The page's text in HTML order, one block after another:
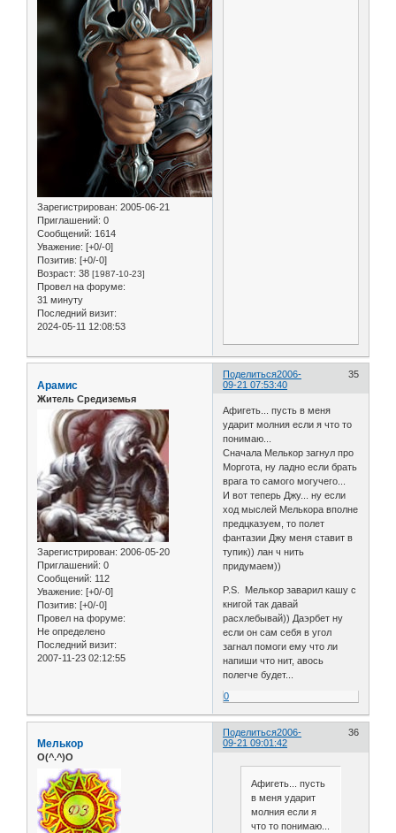
Зарегистрирован: 2005-06-21
Приглашений: 0
Сообщений: 1614
Уважение: [+0/-0]
Позитив: [+0/-0]
Возраст: 38 [1987-10-23]
Провел на форуме:
31 минуту
Последний визит:
2024-05-11 12:08:53
Поделиться 35
2006-
09-21 07:53:40
Арамис
Житель Средиземья
Зарегистрирован: 2006-05-20
Приглашений: 0
Сообщений: 112
Уважение: [+0/-0]
Позитив: [+0/-0]
Провел на форуме:
Не определено
Последний визит:
2007-11-23 02:12:55
Афигеть... пусть в меня
ударит молния если я что то
понимаю...
Сначала Мелькор загнул про
Моргота, ну ладно если брать
врага то самого могучего...
И вот теперь Джу... ну если
ход мыслей Мелькора вполне
предцказуем, то полет
фантазии Джу меня ставит в
тупик)) лан ч нить
придумаем))
P.S. Мелькор заварил кашу с
книгой так давай
расхлебывай)) Даэрбет ну
если он сам себя в угол
загнал помоги ему что ли
напиши что нит, авось
полегче будет...
0
Поделиться 36
2006-
09-21 09:01:42
Мелькор
O(^.^)O
Афигеть... пусть
в меня ударит
молния если я
что то понимаю...